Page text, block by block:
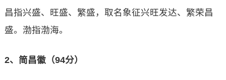
昌指兴盛、旺盛、繁盛，取名象征兴旺发达、繁荣昌
盛。渤指渤海。
2、简昌徽（94分）